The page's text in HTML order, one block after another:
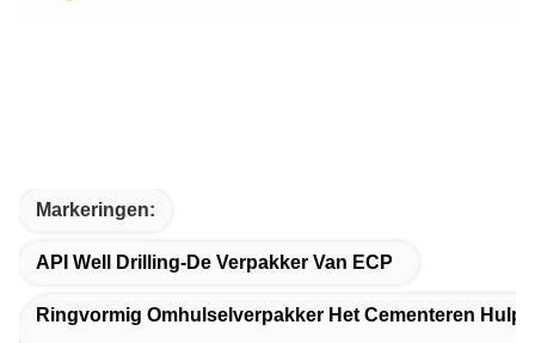
Markeringen:
API Well Drilling-De Verpakker Van ECP
Ringvormig Omhulselverpakker Het Cementeren